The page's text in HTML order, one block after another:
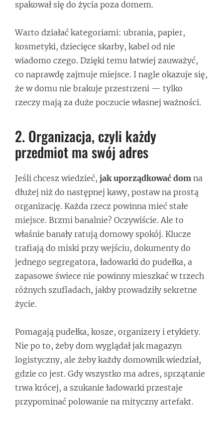
spakował się do życia poza domem.
Warto działać kategoriami: ubrania, papier,
kosmetyki, dziecięce skarby, kabel od nie
wiadomo czego. Dzięki temu łatwiej zauważyć,
co naprawdę zajmuje miejsce. I nagle okazuje się,
że w domu nie brakuje przestrzeni — tylko
rzeczy mają za duże poczucie własnej ważności.
2. Organizacja, czyli każdy
przedmiot ma swój adres
Jeśli chcesz wiedzieć, jak uporządkować dom na
dłużej niż do następnej kawy, postaw na prostą
organizację. Każda rzecz powinna mieć stałe
miejsce. Brzmi banalnie? Oczywiście. Ale to
właśnie banały ratują domowy spokój. Klucze
trafiają do miski przy wejściu, dokumenty do
jednego segregatora, ładowarki do pudełka, a
zapasowe świece nie powinny mieszkać w trzech
różnych szufladach, jakby prowadziły sekretne
życie.
Pomagają pudełka, kosze, organizery i etykiety.
Nie po to, żeby dom wyglądał jak magazyn
logistyczny, ale żeby każdy domownik wiedział,
gdzie co jest. Gdy wszystko ma adres, sprzątanie
trwa krócej, a szukanie ładowarki przestaje
przypominać polowanie na mityczny artefakt.